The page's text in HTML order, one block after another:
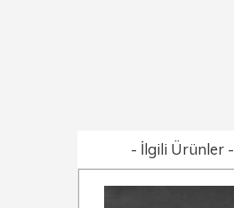
- İlgili Ürünler -